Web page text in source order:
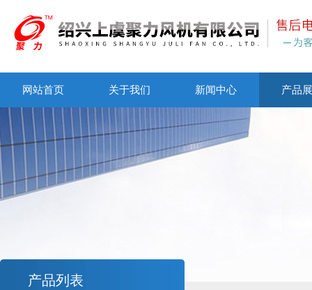
网站首页 关于我们 新闻中心 产品
产品列表